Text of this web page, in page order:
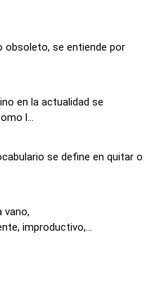
obsoleto, se entiende por
en la actualidad se
l...
se define en quitar o
vano,
improductivo,...